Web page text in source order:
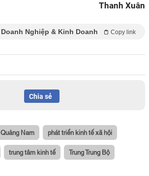
Thanh Xuân
Doanh Nghiệp & Kinh Doanh Copy link
Chia sẻ
Quảng Nam phát triển kinh tế xã hội
trung tâm kinh tế Trung Trung Bộ